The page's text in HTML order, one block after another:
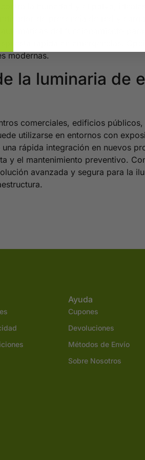
la humedad y el polvo,
de presencia de red y
del funcionamiento
rápida en emergencias.
modernas.
la luminaria de
comerciales, edificios
utilizarse en entornos con
rápida integración en nuevos
el mantenimiento preventivo.
avanzada y segura para la
Ayuda
Cupones
Devoluciones
Métodos de Envío
Sobre Nosotros